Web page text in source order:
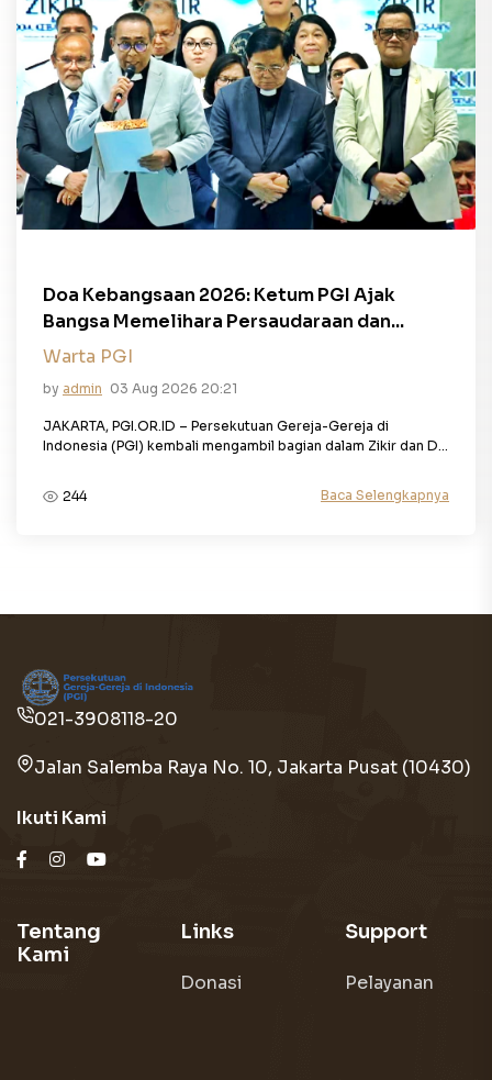
Doa Kebangsaan 2026: Ketum PGI Ajak
Bangsa Memelihara Persaudaraan dan...
Warta PGI
by admin 03 Aug 2026 20:21
JAKARTA, PGI.OR.ID – Persekutuan Gereja-Gereja di
Indonesia (PGI) kembali mengambil bagian dalam Zikir dan D...
244 Baca Selengkapnya
021-3908118-20
Jalan Salemba Raya No. 10, Jakarta Pusat (10430)
Ikuti Kami
Tentang
Kami
Links
Donasi
Support
Pelayanan